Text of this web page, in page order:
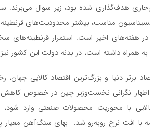
سال‌جاری هدف‌‌‌گذاری شده بود، زیر سوال
مناسب، بیشتر محدودیت‌های
هفته‌‌‌های اخیر است. استمرار قرنطینه‌‌‌های
همراه داشته است، در بدنه دولت این کشور نیز
برتر دنیا و بزرگ‌ترین اقتصاد کالایی جهان،
اظهار نگرانی نخست‌‌‌وزیر چین در خصوص
با محوریت محصولات صنعتی وارد شود،
فولاد و فلزات غیر‌آهنی در روز پنج‌شنبه ۲۶مه با افت نرخ روبه‌‌‌رو شد. بهای